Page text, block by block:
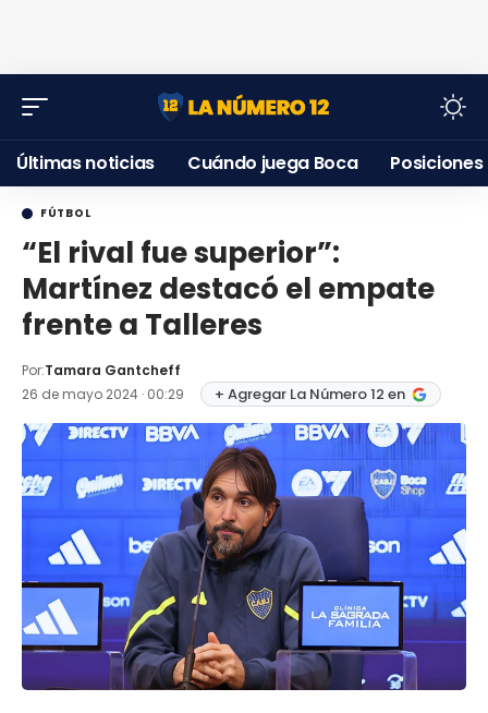
Últimas noticias Cuándo juega Boca Posiciones
FÚTBOL
“El rival fue superior”:
Martínez destacó el empate
frente a Talleres
Por:Tamara Gantcheff
26 de mayo 2024 · 00:29
+ Agregar La Número 12 en